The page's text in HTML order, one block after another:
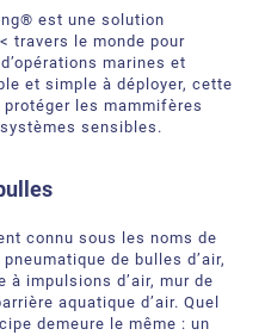
est une solution
travers le monde pour
marines et
et simple à déployer, cette
les mammifères
sensibles.
connu sous les noms de
de bulles d’air,
à impulsions d’air, mur de
aquatique d’air. Quel
demeure le même : un